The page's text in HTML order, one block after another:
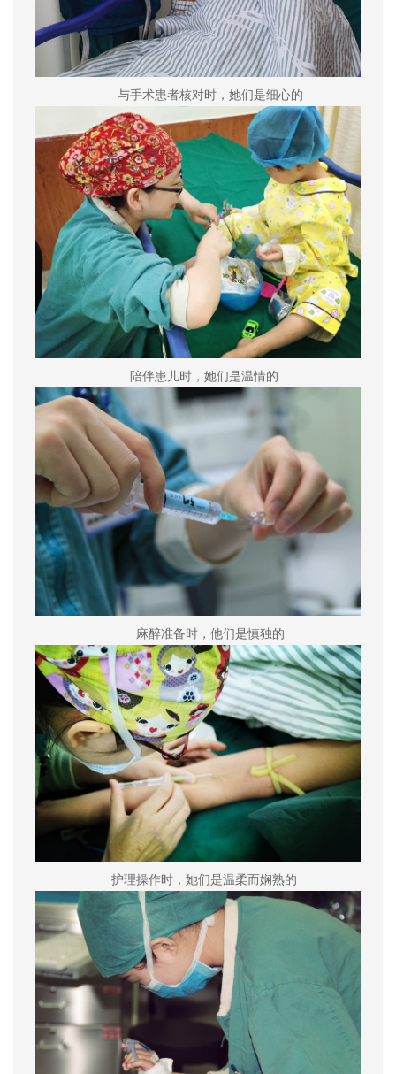
与手术患者核对时，她们是细心的
陪伴患儿时，她们是温情的
麻醉准备时，他们是慎独的
护理操作时，她们是温柔而娴熟的